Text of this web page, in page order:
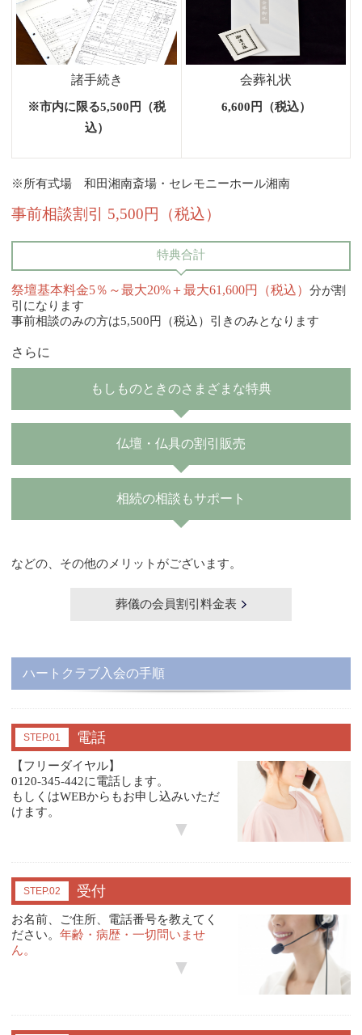
諸手続き
※市内に限る5,500円（税
込）
会葬礼状
6,600円（税込）
※所有式場 和田湘南斎場・セレモニーホール湘南
事前相談割引 5,500円（税込）
特典合計
祭壇基本料金5％～最大20%＋最大61,600円（税込） 分が割
引になります
事前相談のみの方は5,500円（税込）引きのみとなります
さらに
もしものときのさまざまな特典
仏壇・仏具の割引販売
相続の相談もサポート
などの、その他のメリットがございます。
葬儀の会員割引料金表
ハートクラブ入会の手順
STEP.01 電話
【フリーダイヤル】
0120-345-442に電話します。
もしくはWEBからもお申し込みいただ
けます。
STEP.02 受付
お名前、ご住所、電話番号を教えてく
ださい。 年齢・病歴・一切問いませ
ん。